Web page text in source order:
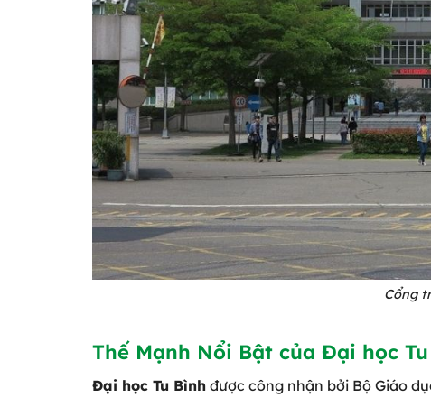
Cổng
Thế Mạnh Nổi Bật của Đại học
Đại học Tu Bình được công nhận bởi Bộ Giáo